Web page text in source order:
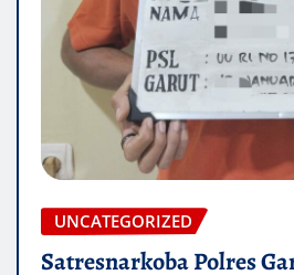
UNCATEGORIZED
Satresnarkoba Polres